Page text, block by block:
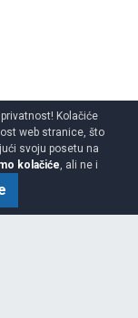
Kolačiće
web stranice, što
svoju posetu na
kolačiće, ali ne i